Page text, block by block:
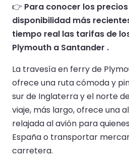
👉 Para conocer los
disponibilidad más
tiempo real las tarifas de
Plymouth a Santander .
La travesía en ferry de
ofrece una ruta cómoda y
sur de Inglaterra y el norte
viaje, más largo, ofrece una
relajada al avión para
España o transportar
carretera.